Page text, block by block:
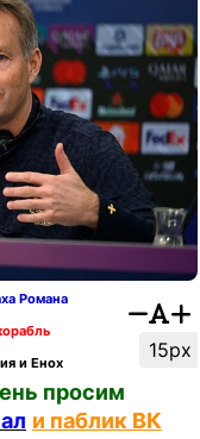
15px
Романа
и Енох
просим
и паблик ВК